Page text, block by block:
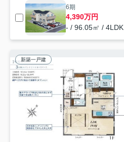
6期
4,390万円
- / 96.05㎡ / 4LDK
新築一戸建